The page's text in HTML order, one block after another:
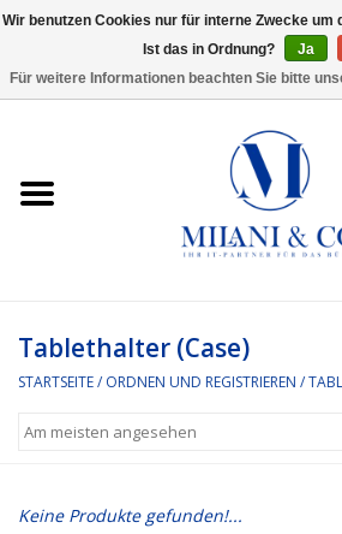
Bürobedarf
Ordnen und Registrieren
Rund um den Schreibtisch
Software
Tablethalter (Case)
STARTSEITE/ ORDNEN UND REGISTRIEREN /
Keine Produkte gefunden!...
Wir benutzen Cookies nur für interne Zwecke um
Ist das in Ordnung?
Ja
Für weitere Informationen beachten Sie bitte